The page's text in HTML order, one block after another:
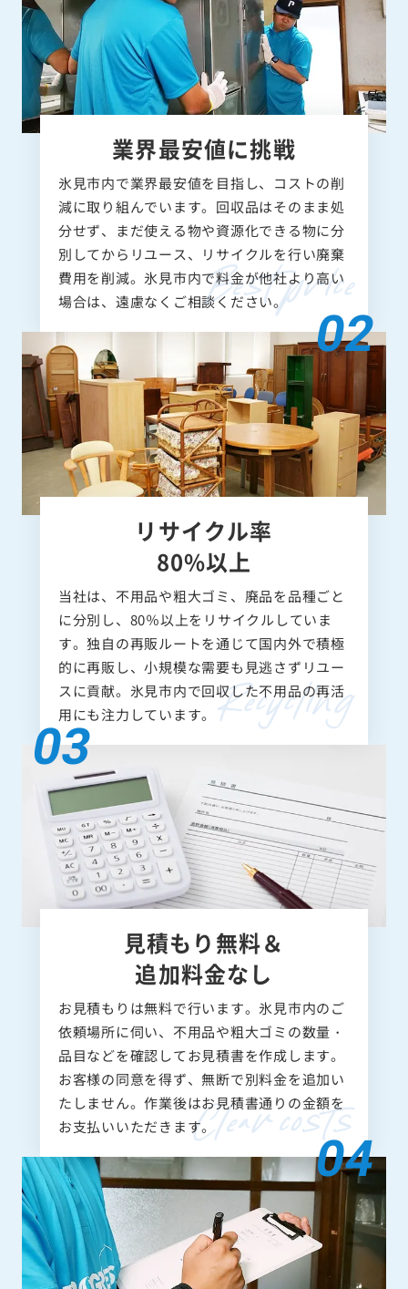
業界最安値に挑戦
氷見市内で業界最安値を目指し、コストの削
減に取り組んでいます。回収品はそのまま処
分せず、まだ使える物や資源化できる物に分
別してからリユース、リサイクルを行い廃棄
費用を削減。氷見市内で料金が他社より高い
場合は、遠慮なくご相談ください。
リサイクル率
80%以上
当社は、不用品や粗大ゴミ、廃品を品種ごと
に分別し、80％以上をリサイクルしていま
す。独自の再販ルートを通じて国内外で積極
的に再販し、小規模な需要も見逃さずリユー
スに貢献。氷見市内で回収した不用品の再活
用にも注力しています。
見積もり無料＆
追加料金なし
お見積もりは無料で行います。氷見市内のご
依頼場所に伺い、不用品や粗大ゴミの数量・
品目などを確認してお見積書を作成します。
お客様の同意を得ず、無断で別料金を追加い
たしません。作業後はお見積書通りの金額を
お支払いいただきます。